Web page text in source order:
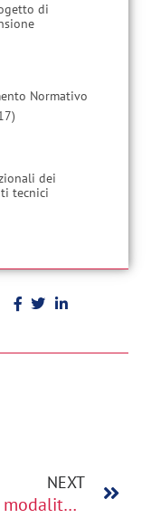
di
Normativo
dei
tecnici
NEXT
Nuove modalità valutazione della conformità EAC